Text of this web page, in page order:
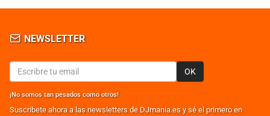
NEWSLETTER
OK
¡No somos tan pesados como otros!
Suscribete ahora a las newsletters de DJmania.es y sé el primero en